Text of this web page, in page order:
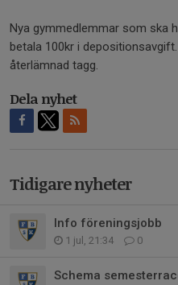
Nya gymmedlemmar som ska
betala 100kr i
återlämnad tagg.
Dela nyhet
Tidigare nyheter
Info föreningsjobb
1 jul, 21:34 0
Schema